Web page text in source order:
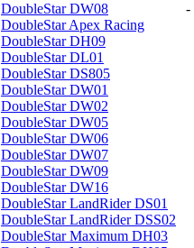
DoubleStar DW08
DoubleStar Apex Racing
DoubleStar DH09
DoubleStar DL01
DoubleStar DS805
DoubleStar DW01
DoubleStar DW02
DoubleStar DW05
DoubleStar DW06
DoubleStar DW07
DoubleStar DW09
DoubleStar DW16
DoubleStar LandRider DS01
DoubleStar LandRider DSS02
DoubleStar Maximum DH03
-